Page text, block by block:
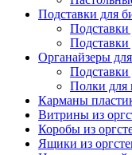
Подставки для
Подставки
Подставки
Органайзеры
Подставки
Полки для
Карманы
Витрины из
Коробы из
Ящики из